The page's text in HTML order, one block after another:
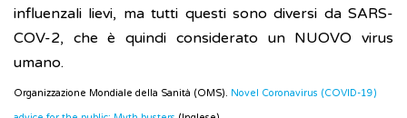
influenzali lievi, ma tutti questi sono diversi da SARS-
COV-2, che è quindi considerato un NUOVO virus
umano.
Organizzazione Mondiale della Sanità (OMS). Novel Coronavirus (COVID-19)